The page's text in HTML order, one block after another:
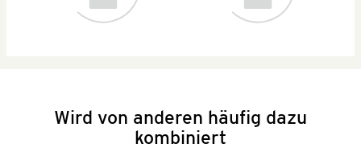
Wird von anderen häufig dazu
kombiniert